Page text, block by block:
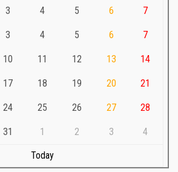
3 4 5 6 7
3 4 5 6 7
10 11 12 13 14
17 18 19 20 21
24 25 26 27 28
31 1 2 3 4
Today